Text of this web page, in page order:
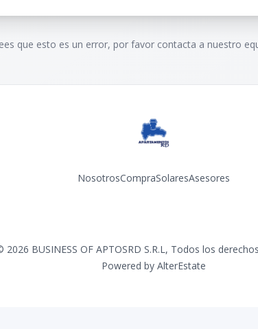
que esto es un error, por favor contacta a nuestro
NosotrosCompraSolaresAsesores
2026 BUSINESS OF APTOSRD S.R.L, Todos los
Powered by AlterEstate